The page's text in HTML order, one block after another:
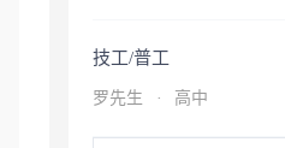
技工/普工
罗先生 · 高中